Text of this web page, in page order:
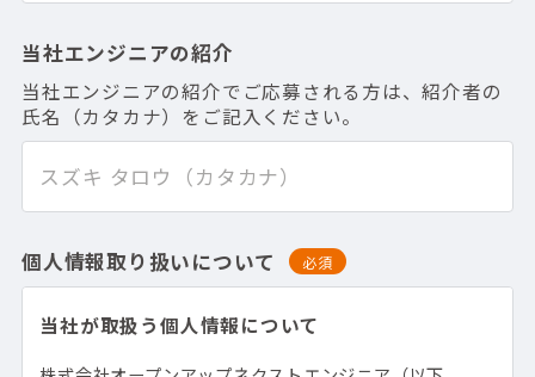
当社エンジニアの紹介
当社エンジニアの紹介でご応募される方は、紹介者の
氏名（カタカナ）をご記入ください。
個人情報取り扱いについて 必須
当社が取扱う個人情報について